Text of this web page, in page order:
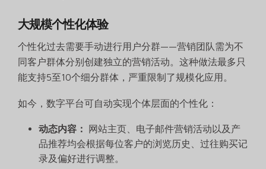
大规模个性化体验
个性化过去需要手动进行用户分群——营销团队需为不
同客户群体分别创建独立的营销活动。这种做法最多只
能支持5至10个细分群体，严重限制了规模化应用。
如今，数字平台可自动实现个体层面的个性化：
动态内容：
网站主页、电子邮件营销活动以及产
品推荐均会根据每位客户的浏览历史、过往购买记
录及偏好进行调整。